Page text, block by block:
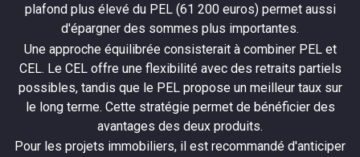
plafond plus élevé du PEL (61 200 euros) permet aussi
d'épargner des sommes plus importantes.
Une approche équilibrée consisterait à combiner PEL et
CEL. Le CEL offre une flexibilité avec des retraits partiels
possibles, tandis que le PEL propose un meilleur taux sur
le long terme. Cette stratégie permet de bénéficier des
avantages des deux produits.
Pour les projets immobiliers, il est recommandé d'anticiper